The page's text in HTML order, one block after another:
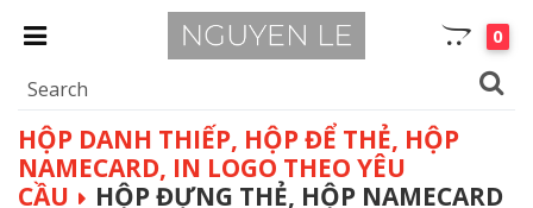
0
HỘP DANH THIẾP, HỘP ĐỂ THẺ, HỘP
NAMECARD, IN LOGO THEO YÊU
CẦU
HỘP ĐỰNG THẺ, HỘP NAMECARD